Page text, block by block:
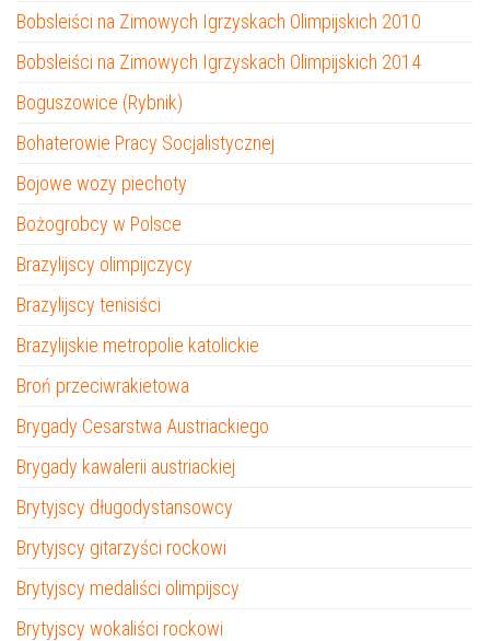
Bobsleiści na Zimowych Igrzyskach Olimpijskich 2010
Bobsleiści na Zimowych Igrzyskach Olimpijskich 2014
Boguszowice (Rybnik)
Bohaterowie Pracy Socjalistycznej
Bojowe wozy piechoty
Bożogrobcy w Polsce
Brazylijscy olimpijczycy
Brazylijscy tenisiści
Brazylijskie metropolie katolickie
Broń przeciwrakietowa
Brygady Cesarstwa Austriackiego
Brygady kawalerii austriackiej
Brytyjscy długodystansowcy
Brytyjscy gitarzyści rockowi
Brytyjscy medaliści olimpijscy
Brytyjscy wokaliści rockowi